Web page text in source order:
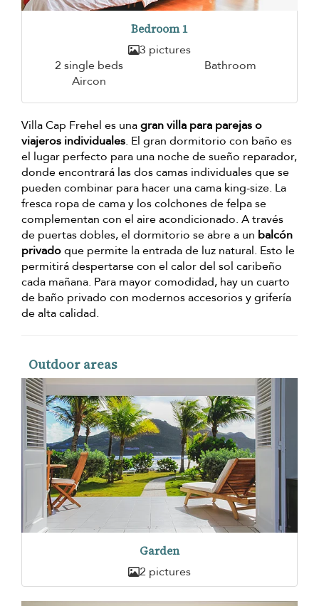
Bedroom 1
3 pictures
2 single beds
Bathroom
Aircon
Villa Cap Frehel es unagran villa para parejas o
viajeros individuales. El gran dormitorio con baño es
el lugar perfecto para una noche de sueño reparador,
donde encontrará las dos camas individuales que se
pueden combinar para hacer una cama king-size. La
fresca ropa de cama y los colchones de felpa se
complementan con el aire acondicionado. A través
de puertas dobles, el dormitorio se abre a un balcón
privadoque permite la entrada de luz natural. Esto le
permitirá despertarse con el calor del sol caribeño
cada mañana. Para mayor comodidad, hay un cuarto
de baño privado con modernos accesorios y grifería
de alta calidad.
Outdoor areas
Garden
2 pictures